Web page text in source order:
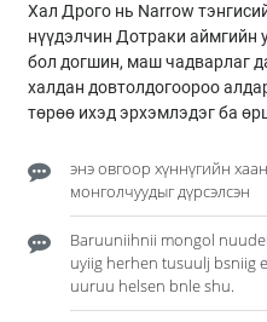
Хал Дрого нь Narrow
нүүдэлчин Дотраки аймгийн
бол догшин, маш чадварлаг
халдан довтолдогоороо
төрөө ихэд эрхэмлэдэг ба
энэ овгоор хүннүгийн
монголчуудыг дүрсэлсэн
Baruuniihnii mongol
uyiig herhen tusuulj bsniig
uuruu helsen bnle shu.